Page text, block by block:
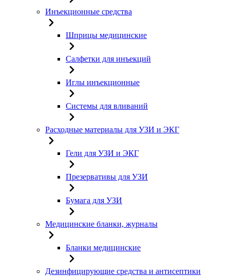
Инъекционные средства
Шприцы медицинские
Салфетки для инъекций
Иглы инъекционные
Системы для вливаний
Расходные материалы для УЗИ и ЭКГ
Гели для УЗИ и ЭКГ
Презервативы для УЗИ
Бумага для УЗИ
Медицинские бланки, журналы
Бланки медицинские
Дезинфицирующие средства и антисептики